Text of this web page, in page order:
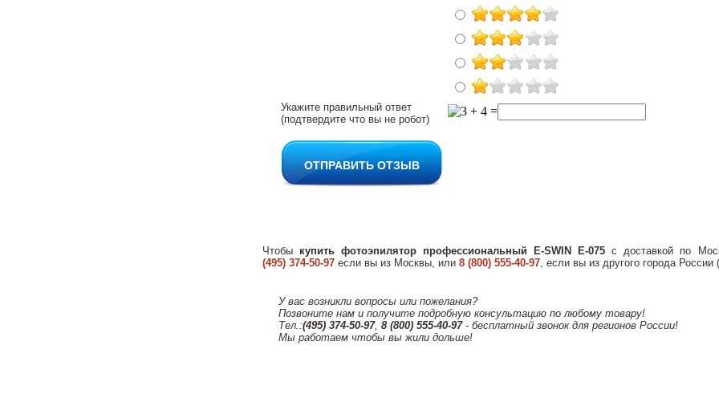
Укажите правильный ответ
(подтвердите что вы не робот)
ОТПРАВИТЬ ОТЗЫВ
Чтобы купить фотоэпилятор профессиональный E-SWIN E-075 с доставкой по
(495) 374-50-97 если вы из Москвы, или 8 (800) 555-40-97, если вы из другого города
У вас возникли вопросы или пожелания?
Позвоните нам и получите подробную консультацию по любому товару!
Тел.:(495) 374-50-97, 8 (800) 555-40-97- бесплатный звонок для регионов России!
Мы работаем чтобы вы жили дольше!